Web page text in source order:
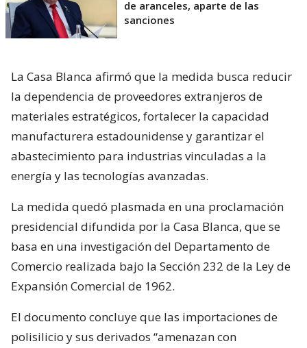
de aranceles, aparte de las
sanciones
La Casa Blanca afirmó que la medida busca reducir
la dependencia de proveedores extranjeros de
materiales estratégicos, fortalecer la capacidad
manufacturera estadounidense y garantizar el
abastecimiento para industrias vinculadas a la
energía y las tecnologías avanzadas.
La medida quedó plasmada en una proclamación
presidencial difundida por la Casa Blanca, que se
basa en una investigación del Departamento de
Comercio realizada bajo la Sección 232 de la Ley de
Expansión Comercial de 1962.
El documento concluye que las importaciones de
polisilicio y sus derivados “amenazan con